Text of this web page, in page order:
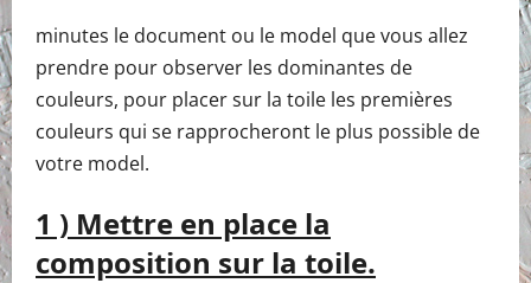
minutes le document ou le model que vous allez
prendre pour observer les dominantes de
couleurs, pour placer sur la toile les premières
couleurs qui se rapprocheront le plus possible de
votre model.
1 ) Mettre en place la
composition sur la toile.